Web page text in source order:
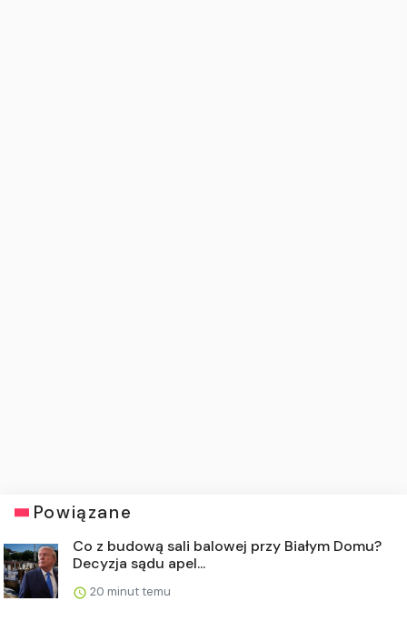
Powiązane
Co z budową sali balowej przy Białym Domu?
Decyzja sądu apel...
20 minut temu